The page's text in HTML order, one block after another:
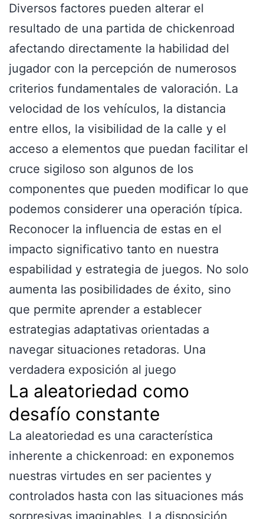
Diversos factores pueden alterar el
resultado de una partida de chickenroad
afectando directamente la habilidad del
jugador con la percepción de numerosos
criterios fundamentales de valoración. La
velocidad de los vehículos, la distancia
entre ellos, la visibilidad de la calle y el
acceso a elementos que puedan facilitar el
cruce sigiloso son algunos de los
componentes que pueden modificar lo que
podemos considerer una operación típica.
Reconocer la influencia de estas en el
impacto significativo tanto en nuestra
espabilidad y estrategia de juegos. No solo
aumenta las posibilidades de éxito, sino
que permite aprender a establecer
estrategias adaptativas orientadas a
navegar situaciones retadoras. Una
verdadera exposición al juego
La aleatoriedad como
desafío constante
La aleatoriedad es una característica
inherente a chickenroad: en exponemos
nuestras virtudes en ser pacientes y
controlados hasta con las situaciones más
sorpresivas imaginables. La disposición